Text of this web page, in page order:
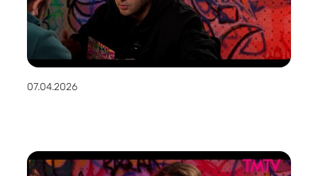
07.04.2026